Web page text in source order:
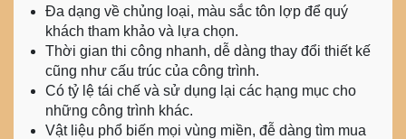
Đa dạng về chủng loại, màu sắc tôn lợp để quý
khách tham khảo và lựa chọn.
Thời gian thi công nhanh, dễ dàng thay đổi thiết kế
cũng như cấu trúc của công trình.
Có tỷ lệ tái chế và sử dụng lại các hạng mục cho
những công trình khác.
Vật liệu phổ biến mọi vùng miền, đễ dàng tìm mua